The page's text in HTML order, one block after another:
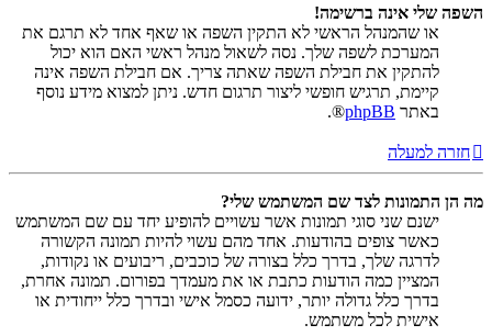
השפה שלי אינה ברשימה!
או שהמנהל הראשי לא התקין השפה או שאף אחד לא תרגם את
המערכת לשפה שלך. נסה לשאול מנהל ראשי האם הוא יכול
להתקין את חבילת השפה שאתה צריך. אם חבילת השפה אינה
קיימת, תרגיש חופשי ליצור תרגום חדש. ניתן למצוא מידע נוסף
באתר phpBB
®.
חזרה למעלה
מה הן התמונות לצד שם המשתמש שלי?
ישנם שני סוגי תמונות אשר עשויים להופיע יחד עם שם המשתמש
כאשר צופים בהודעות. אחד מהם עשוי להיות תמונה הקשורה
לדרגה שלך, בדרך כלל בצורה של כוכבים, ריבועים או נקודות,
המציין כמה הודעות כתבת או את מעמדך בפורום. תמונה אחרת,
בדרך כלל גדולה יותר, ידועה כסמל אישי ובדרך כלל ייחודית או
אישית לכל משתמש.